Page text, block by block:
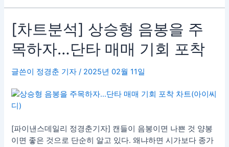
[차트분석] 상승형 음봉을 주
목하자…단타 매매 기회 포착
글쓴이 정경춘 기자/ 2025년 02월 11일
[파이낸스데일리 정경춘기자] 캔들이 음봉이면 나쁜 것 양봉
이면 좋은 것으로 단순히 알고 있다. 왜냐하면 시가보다 종가
[차
트
분
상
형
음
을
주